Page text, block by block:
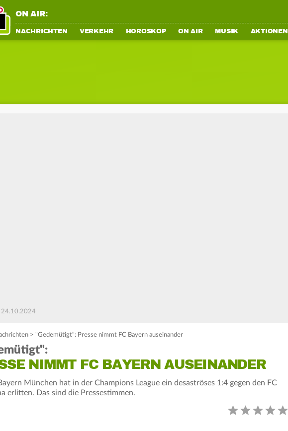
ON AIR:
NACHRICHTEN VERKEHR HOROSKOP ON AIR MUSIK AKTIONEN
24.10.2024
> "Gedemütigt": Presse nimmt FC Bayern auseinander
NIMMT FC BAYERN AUSEINANDER
München hat in der Champions League ein desaströses 1:4 gegen den FC
erlitten. Das sind die Pressestimmen.